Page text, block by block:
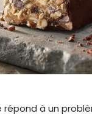
répond à un